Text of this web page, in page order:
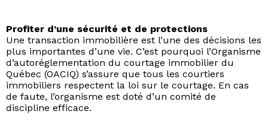
Profiter d’une sécurité et de protections
Une transaction immobilière est l’une des décisions les
plus importantes d’une vie. C’est pourquoi l’Organisme
d’autoréglementation du courtage immobilier du
Québec (OACIQ) s’assure que tous les courtiers
immobiliers respectent la loi sur le courtage. En cas
de faute, l’organisme est doté d’un comité de
discipline efficace.